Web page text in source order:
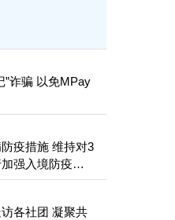
”诈骗 以免MPay
疫措施 维持对3
强入境防疫措
各社团 凝聚共